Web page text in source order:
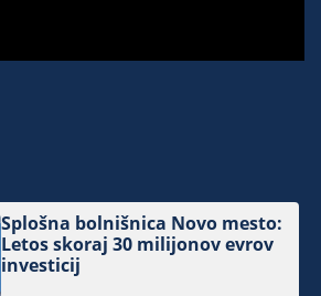
Splošna bolnišnica Novo mesto:
Letos skoraj 30 milijonov evrov
investicij